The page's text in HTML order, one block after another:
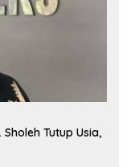
Tutup Usia,